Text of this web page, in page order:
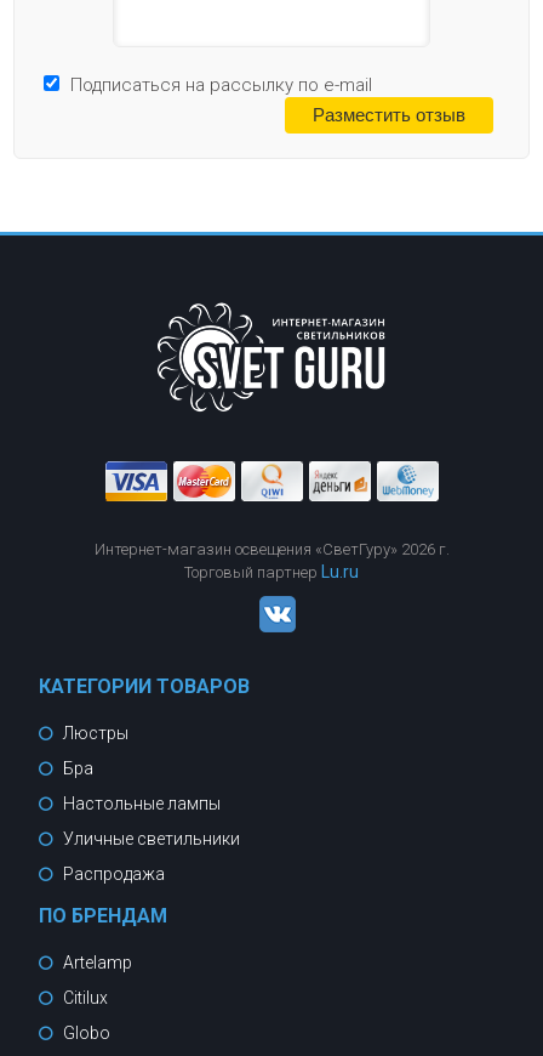
Подписаться на рассылку по e-mail
Интернет-магазин освещения «СветГуру» 2026 г.
Торговый партнер Lu.ru
КАТЕГОРИИ ТОВАРОВ
Люстры
Бра
Настольные лампы
Уличные светильники
Распродажа
ПО БРЕНДАМ
Artelamp
Citilux
Globo